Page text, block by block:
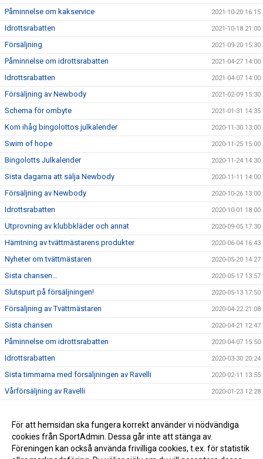
Påminnelse om kakservice 2021-10-20 16:15
Idrottsrabatten 2021-10-18 21:00
Försäljning 2021-09-20 15:30
Påminnelse om idrottsrabatten 2021-04-27 14:00
Idrottsrabatten 2021-04-07 14:00
Försäljning av Newbody 2021-02-09 15:30
Schema för ombyte 2021-01-31 14:35
Kom ihåg bingolottos julkalender 2020-11-30 13:00
Swim of hope 2020-11-25 15:00
Bingolotts Julkalender 2020-11-24 14:30
Sista dagarna att sälja Newbody 2020-11-11 14:00
Försäljning av Newbody 2020-10-26 13:00
Idrottsrabatten 2020-10-01 18:00
Utprovning av klubbkläder och annat 2020-09-05 17:30
Hämtning av tvättmästarens produkter 2020-06-04 16:43
Nyheter om tvättmästaren 2020-05-20 14:27
Sista chansen… 2020-05-17 13:57
Slutspurt på försäljningen! 2020-05-13 17:50
Försäljning av Tvättmästaren 2020-04-22 21:08
Sista chansen 2020-04-21 12:47
Påminnelse om idrottsrabatten 2020-04-07 15:50
Idrottsrabatten 2020-03-30 20:24
Sista timmarna med försäljningen av Ravelli 2020-02-11 13:55
Vårförsäljning av Ravelli 2020-01-23 12:28
KLUBBMÄSTERSKAP 2019 2019-12-02 10:00
Snart är det dags för jullov! 2019-11-28 09:45
För att hemsidan ska fungera korrekt använder vi nödvändiga
cookies från SportAdmin. Dessa går inte att stänga av.
Föreningen kan också använda frivilliga cookies, t.ex. för statistik